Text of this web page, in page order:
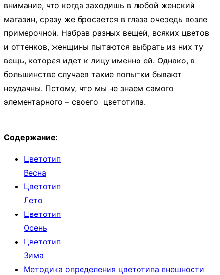
внимание, что когда заходишь в любой женский
магазин, сразу же бросается в глаза очередь возле
примерочной. Набрав разных вещей, всяких цветов
и оттенков, женщины пытаются выбрать из них ту
вещь, которая идет к лицу именно ей. Однако, в
большинстве случаев такие попытки бывают
неудачны. Потому, что мы не знаем самого
элементарного – своего цветотипа.
Содержание:
Цветотип
Весна
Цветотип
Лето
Цветотип
Осень
Цветотип
Зима
Методика определения цветотипа внешности